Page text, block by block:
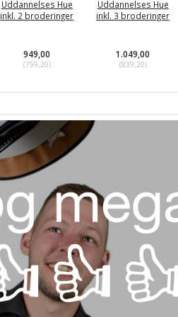
Uddannelses Hue
inkl. 2 broderinger
949,00
(759,20)
Uddannelses Hue
inkl. 3 broderinger
1.049,00
(839,20)